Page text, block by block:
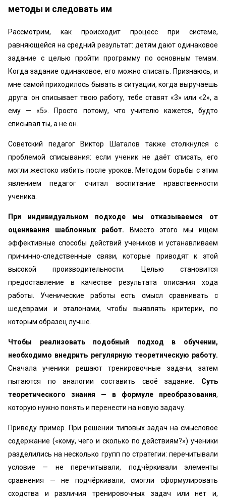
методы и следовать им
Рассмотрим, как происходит процесс при системе,
равняющейся на средний результат: детям дают одинаковое
задание с целью пройти программу по основным темам.
Когда задание одинаковое, его можно списать. Признаюсь, и
мне самой приходилось бывать в ситуации, когда выручаешь
друга: он списывает твою работу, тебе ставят «3» или «2», а
ему — «5». Просто потому, что учителю кажется, будто
списывал ты, а не он.
Советский педагог Виктор Шаталов также столкнулся с
проблемой списывания: если ученик не даёт списать, его
могли жестоко избить после уроков. Методом борьбы с этим
явлением педагог считал воспитание нравственности
ученика.
При индивидуальном подходе мы отказываемся от
оценивания шаблонных работ. Вместо этого мы ищем
эффективные способы действий учеников и устанавливаем
причинно-следственные связи, которые приводят к этой
высокой производительности. Целью становится
предоставление в качестве результата описания хода
работы. Ученические работы есть смысл сравнивать с
шедеврами и эталонами, чтобы выявлять критерии, по
которым образец лучше.
Чтобы реализовать подобный подход в обучении,
необходимо внедрить регулярную теоретическую работу.
Сначала ученики решают тренировочные задачи, затем
пытаются по аналогии составить своё задание. Суть
теоретического знания — в формуле преобразования,
которую нужно понять и перенести на новую задачу.
Приведу пример. При решении типовых задач на смысловое
содержание («кому, чего и сколько по действиям?») ученики
разделились на несколько групп по стратегии: перечитывали
условие — не перечитывали, подчёркивали элементы
сравнения — не подчёркивали, смогли сформулировать
сходства и различия тренировочных задач или нет и,